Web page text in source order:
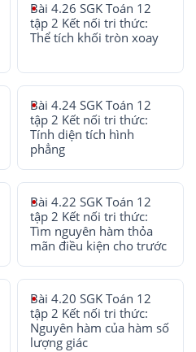
Bài 4.26 SGK Toán 12
tập 2 Kết nối tri thức:
Thể tích khối tròn xoay
Bài 4.24 SGK Toán 12
tập 2 Kết nối tri thức:
Tính diện tích hình
phẳng
Bài 4.22 SGK Toán 12
tập 2 Kết nối tri thức:
Tìm nguyên hàm thỏa
mãn điều kiện cho trước
Bài 4.20 SGK Toán 12
tập 2 Kết nối tri thức:
Nguyên hàm của hàm số
lượng giác